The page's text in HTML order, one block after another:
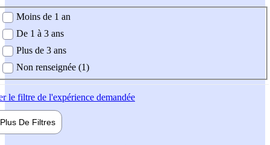
demandée
Moins de 1 an
De 1 à 3 ans
Plus de 3 ans
Non renseignée (1)
le filtre de l'expérience demandée
Plus De Filtres